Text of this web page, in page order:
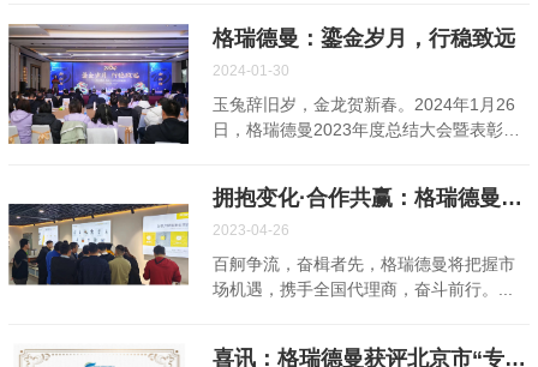
成长，在团结合作中增进情谊。 第一日活
动主要以团队间的游戏竞赛为主，为了让
下，格瑞德曼人迅速按照指示组建了四个
团队。团队展示环节富有激情和力量的队
集体智慧和团队合作精神。 在绿意盎然的
郊外，我们进行了一系列丰富多彩且妙趣
横生的团队游戏，更深入地认识彼此，更
深入地信任彼此。在分组挑战的游戏中，
大家学会了如何更高效地进行交流、如何
家卸下了...
格瑞德曼：鎏金岁月，行稳致远
2024-01-30
玉兔辞旧岁，金龙贺新春。2024年1月26
日，格瑞德曼2023年度总结大会暨表彰大
度各岗位上涌现出的先进个人，部署了
2024年度的工作目标，发展思路和关键举
措，动员并鼓励全体员工团结协作，为完
成新一年度的各项工作目标而努力奋斗。
利科技有限公司总经理李康先生出席了此
拥抱变化·合作共赢：格瑞德曼2023年度代理商大会圆满结束
2023-04-26
百舸争流，奋楫者先，格瑞德曼将把握市
场机遇，携手全国代理商，奋斗前行。...
喜讯：格瑞德曼获评北京市“专精特新”中小企业